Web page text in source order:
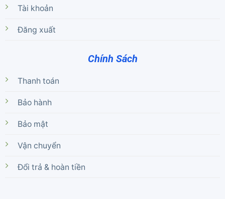
Tài khoản
Đăng xuất
Chính Sách
Thanh toán
Bảo hành
Bảo mật
Vận chuyển
Đổi trả & hoàn tiền